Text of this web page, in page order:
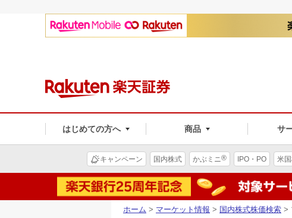
はじめての方へ 商品 サ
キャンペーン 国内株式 かぶミニ® IPO・PO 米
ホーム > マーケット情報 > 国内株式株価検索 >